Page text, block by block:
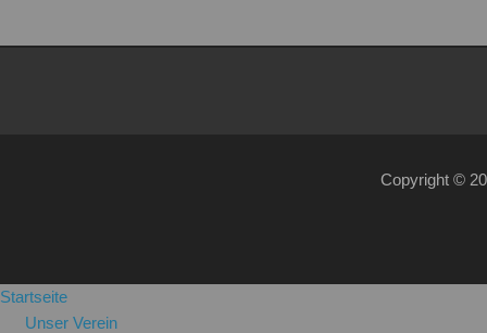
Copyright ©
Startseite
Unser Verein